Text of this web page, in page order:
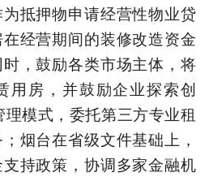
抵押物申请经营性物业贷
经营期间的装修改造资金
，鼓励各类市场主体，将
用房，并鼓励企业探索创
理模式，委托第三方专业租
烟台在省级文件基础上，
持政策，协调多家金融机